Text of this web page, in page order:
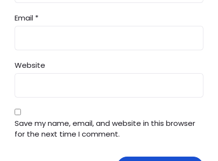
Email *
Website
Save my name, email, and website in this browser
for the next time I comment.